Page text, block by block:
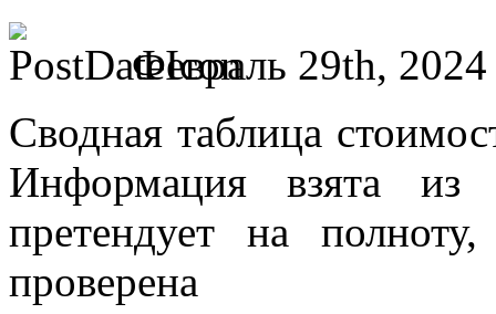
Февраль 29th,
Сводная таблица
Информация взята
претендует на
проверена